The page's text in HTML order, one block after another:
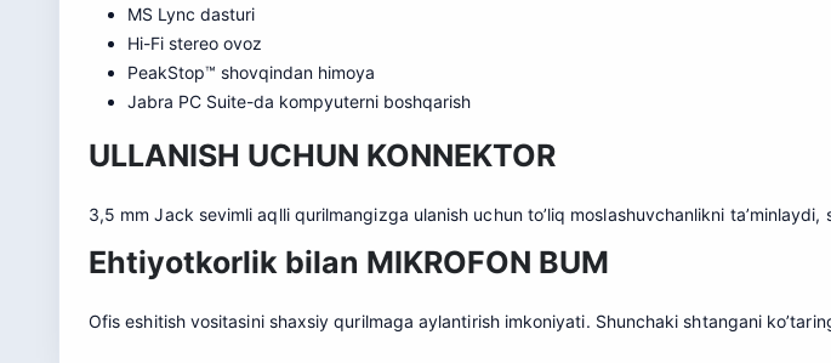
MS Lync dasturi
Hi-Fi stereo ovoz
PeakStop™ shovqindan himoya
Jabra PC Suite-da kompyuterni boshqarish
ULLANISH UCHUN KONNEKTOR
3,5 mm Jack sevimli aqlli qurilmangizga ulanish uchun to’liq moslashuvchanlikni
Ehtiyotkorlik bilan MIKROFON BUM
Ofis eshitish vositasini shaxsiy qurilmaga aylantirish imkoniyati. Shunchaki shtangani